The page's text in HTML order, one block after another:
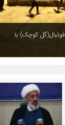
پرند در فصل بهار +